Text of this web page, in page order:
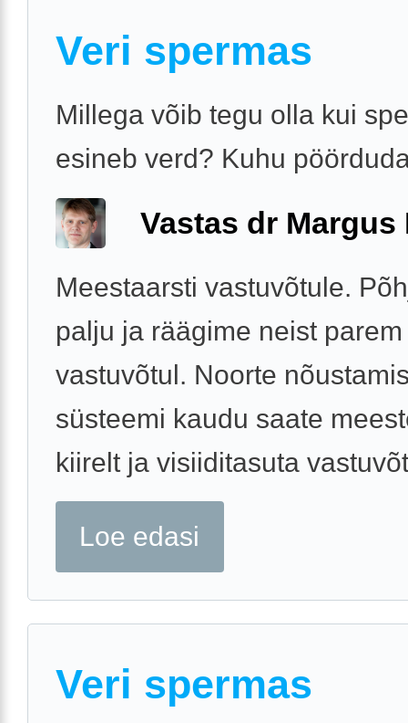
Veri spermas
Millega võib tegu olla kui
esineb verd? Kuhu
Vastas dr Margus
Meestaarsti vastuvõtule.
palju ja räägime neist parem
vastuvõtul. Noorte
süsteemi kaudu saate
kiirelt ja visiiditasuta
Loe edasi
Veri spermas